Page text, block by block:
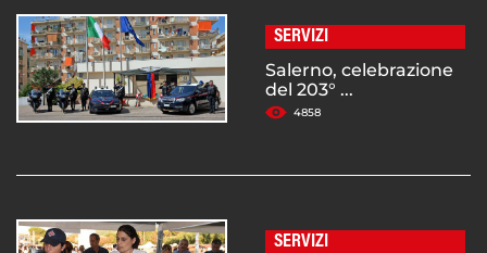
SERVIZI
Salerno, celebrazione
del 203° ...
4858
SERVIZI